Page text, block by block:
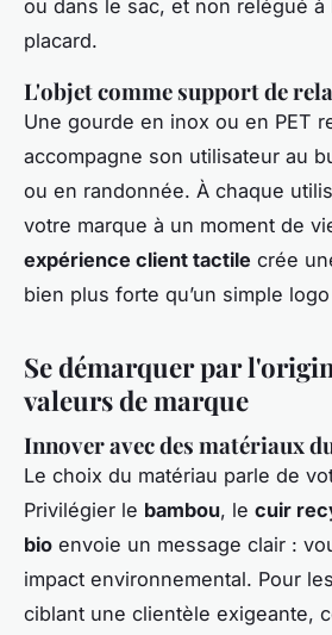
ou dans le sac, et non relégué à
placard.
L'objet comme support de
Une gourde en inox ou en PET
accompagne son utilisateur au
ou en randonnée. À chaque
votre marque à un moment de
expérience client tactile crée
bien plus forte qu’un simple
Se démarquer par
valeurs de marque
Innover avec des matériaux
Le choix du matériau parle de
Privilégier le bambou, le cuir
bio envoie un message clair :
impact environnemental. Pour
ciblant une clientèle exigeante,